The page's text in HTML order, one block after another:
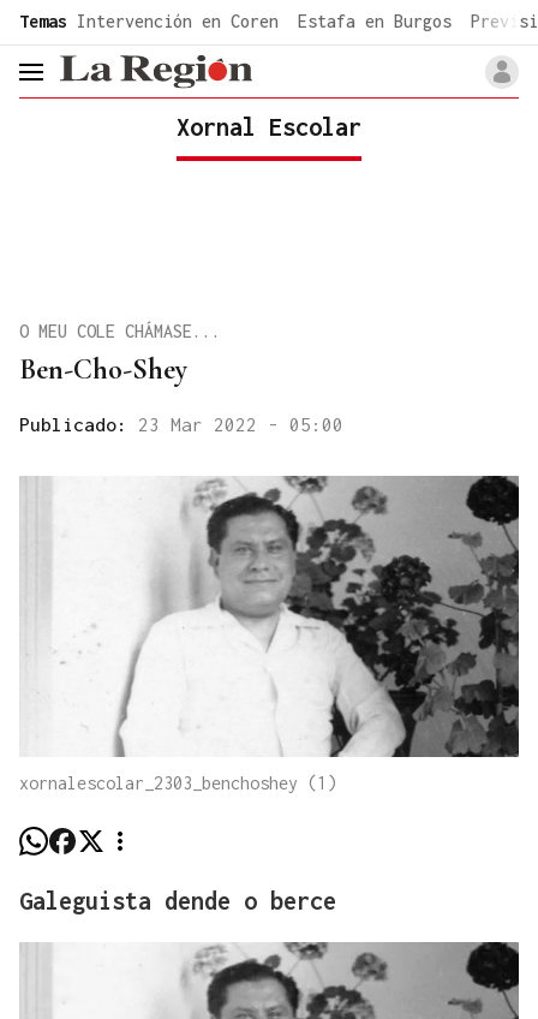
common.go-to-content
Temas Intervención en Coren Estafa en Burgos
header.menu.open
Xornal Escolar
Ben-Cho-Shey
O MEU COLE CHÁMASE...
Publicado: 23 Mar 2022 - 05:00
xornalescolar_2303_benchoshey (1)
Galeguista dende o berce